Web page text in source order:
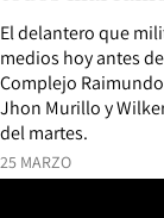
25 MARZO
El delantero que
medios hoy antes
Complejo
Jhon Murillo y
del martes.